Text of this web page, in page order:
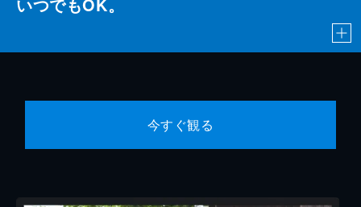
今すぐ観る